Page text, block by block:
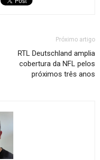
Próximo artigo
RTL Deutschland amplia
cobertura da NFL pelos
próximos três anos